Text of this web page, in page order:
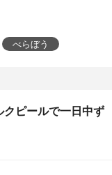
べらぼう
ピールで一日中ず